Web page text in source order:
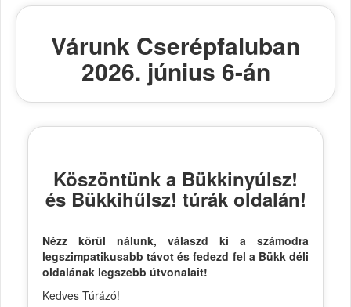
Várunk Cserépfaluban
2026. június 6-án
Köszöntünk a Bükkinyúlsz!
és Bükkihűlsz! túrák oldalán!
Nézz körül nálunk, válaszd ki a számodra
legszimpatikusabb távot és fedezd fel a Bükk déli
oldalának legszebb útvonalait!
Kedves Túrázó!